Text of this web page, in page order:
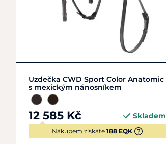
ExtraFull Full
Uzdečka CWD Sport Color Anatomic
s mexickým nánosníkem
12 585 Kč Skladem
Nákupem získáte 188 EQK